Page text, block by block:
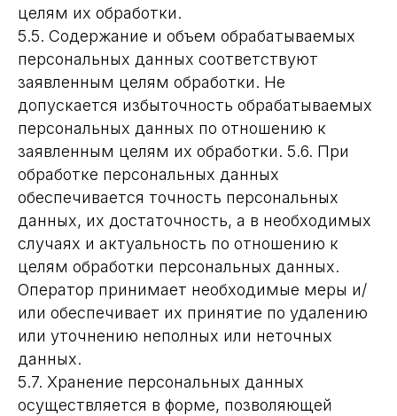
целям их обработки.
5.5. Содержание и объем обрабатываемых
персональных данных соответствуют
заявленным целям обработки. Не
допускается избыточность обрабатываемых
персональных данных по отношению к
заявленным целям их обработки. 5.6. При
обработке персональных данных
обеспечивается точность персональных
данных, их достаточность, а в необходимых
случаях и актуальность по отношению к
целям обработки персональных данных.
Оператор принимает необходимые меры и/
или обеспечивает их принятие по удалению
или уточнению неполных или неточных
данных.
5.7. Хранение персональных данных
осуществляется в форме, позволяющей